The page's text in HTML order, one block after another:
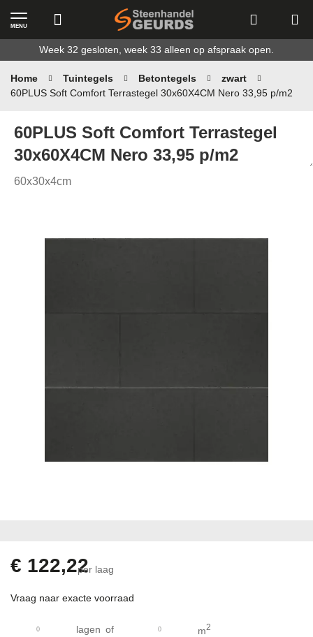
naar
de
inhoud
Week 32 gesloten, week 33 alleen op afspraak open.
MENU
Home Tuintegels Betontegels
zwart
60PLUS Soft Comfort Terrastegel 30x60X4CM Nero 33,95 p/m2
60PLUS Soft Comfort Terrastegel
30x60X4CM Nero 33,95 p/m2
60x30x4cm
begin
van
afbeeldingen-
€ 122,22per laag
Vraag naar exacte voorraad
lagen of m2